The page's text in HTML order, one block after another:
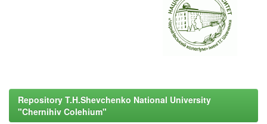
Repository T.H.Shevchenko National University
"Chernihiv Colehium"